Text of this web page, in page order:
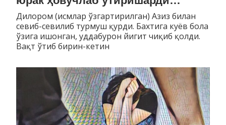
Дилором (исмлар ўзгартирилган) Азиз билан
севиб-севилиб турмуш қурди. Бахтига куёв бола
ўзига ишонган, уддабурон йигит чиқиб қолди.
Вақт ўтиб бирин-кетин